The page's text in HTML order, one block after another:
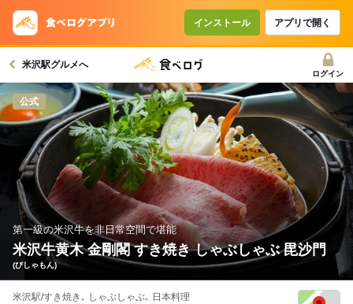
インストール アプリで開く
米沢駅グルメへ
ログイン
公式
第一級の米沢牛を非日常空間で堪能
米沢牛黄木 金剛閣 すき焼き しゃぶしゃぶ 毘沙門
(びしゃもん)
米沢駅/すき焼き､ しゃぶしゃぶ､ 日本料理
コースで使えるクーポン
戻る
クーポンを利用せず予約する